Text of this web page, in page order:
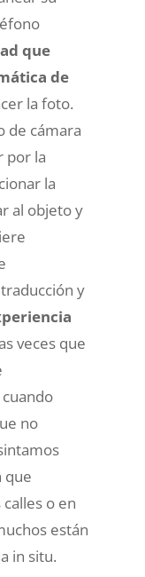
que
de
la foto.
de cámara
por la
la
al objeto y
y
veces que
no
que
o en
están
in situ.